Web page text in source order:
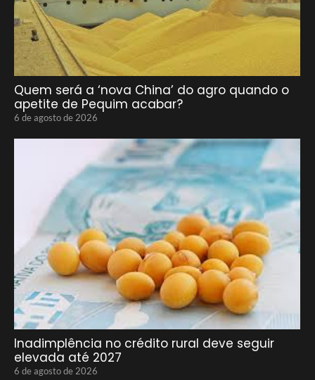
Quem será a ‘nova China’ do agro quando o
apetite de Pequim acabar?
6 de agosto de 2026
Inadimplência no crédito rural deve seguir
elevada até 2027
6 de agosto de 2026